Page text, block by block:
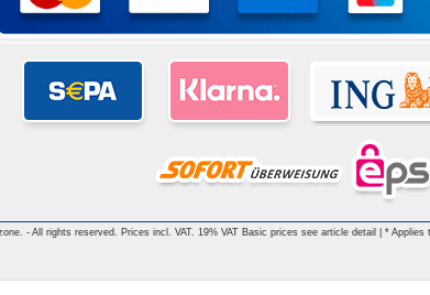
- All rights reserved. Prices incl. VAT. 19% VAT Basic prices see article detail | * Applies